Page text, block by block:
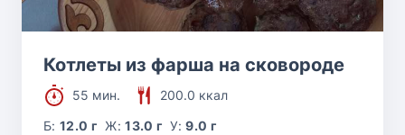
Котлеты из фарша на сковороде
55 мин.
200.0 ккал
Б:12.0 г Ж:13.0 г У:9.0 г